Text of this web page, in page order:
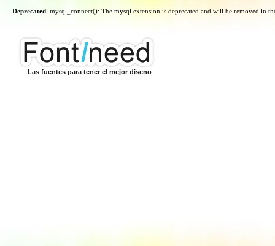
Deprecated: mysql_connect(): The mysql extension is deprecated and will be removed in
Las fuentes para tener el mejor diseno